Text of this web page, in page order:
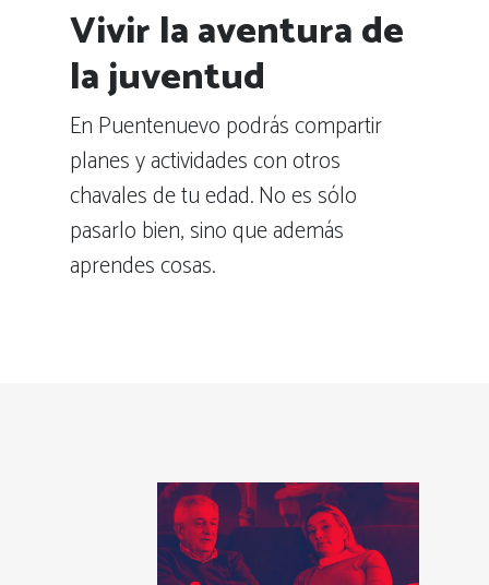
Vivir la aventura de
la juventud
En Puentenuevo podrás compartir
planes y actividades con otros
chavales de tu edad. No es sólo
pasarlo bien, sino que además
aprendes cosas.